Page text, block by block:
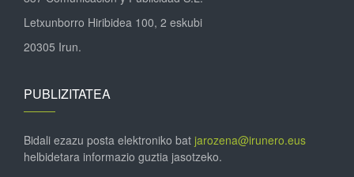
Letxunborro Hiribidea 100, 2 eskubi
20305 Irun.
PUBLIZITATEA
Bidali ezazu posta elektroniko bat jarozena@irunero.eus
helbidetara informazio guztia jasotzeko.